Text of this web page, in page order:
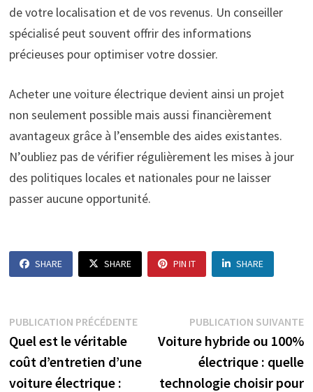
de votre localisation et de vos revenus. Un conseiller
spécialisé peut souvent offrir des informations
précieuses pour optimiser votre dossier.
Acheter une voiture électrique devient ainsi un projet
non seulement possible mais aussi financièrement
avantageux grâce à l’ensemble des aides existantes.
N’oubliez pas de vérifier régulièrement les mises à jour
des politiques locales et nationales pour ne laisser
passer aucune opportunité.
SHARE SHARE PIN IT SHARE
Navigation
de
l’article
PUBLICATION PRÉCÉDENTEPublication
précédente :
Quel est le véritable
coût d’entretien d’une
voiture électrique :
PUBLICATION SUIVANTE
Voiture hybride ou 100%
électrique : quelle
technologie choisir pour